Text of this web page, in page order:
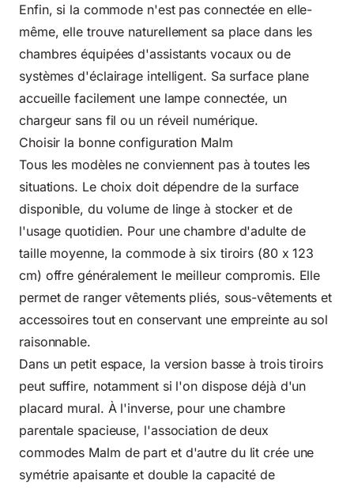
Enfin, si la commode n'est pas connectée en elle-
même, elle trouve naturellement sa place dans les
chambres équipées d'assistants vocaux ou de
systèmes d'éclairage intelligent. Sa surface plane
accueille facilement une lampe connectée, un
chargeur sans fil ou un réveil numérique.
Choisir la bonne configuration Malm
Tous les modèles ne conviennent pas à toutes les
situations. Le choix doit dépendre de la surface
disponible, du volume de linge à stocker et de
l'usage quotidien. Pour une chambre d'adulte de
taille moyenne, la commode à six tiroirs (80 x 123
cm) offre généralement le meilleur compromis. Elle
permet de ranger vêtements pliés, sous-vêtements et
accessoires tout en conservant une empreinte au sol
raisonnable.
Dans un petit espace, la version basse à trois tiroirs
peut suffire, notamment si l'on dispose déjà d'un
placard mural. À l'inverse, pour une chambre
parentale spacieuse, l'association de deux
commodes Malm de part et d'autre du lit crée une
symétrie apaisante et double la capacité de